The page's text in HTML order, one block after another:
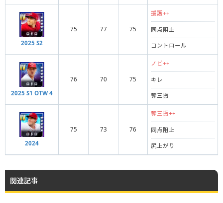
2025 S2
75 77 75
援護++
同点阻止
コントロール
2025 S1 OTW 4
76 70 75
ノビ++
キレ
奪三振
2024
75 73 76
奪三振++
同点阻止
尻上がり
関連記事